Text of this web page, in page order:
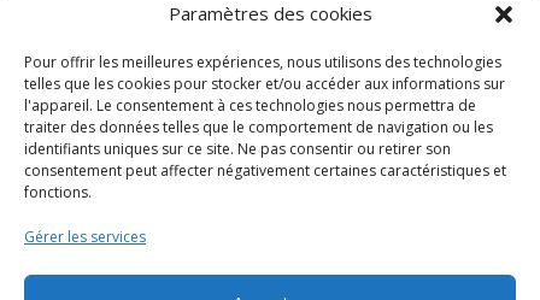
Paramètres des cookies
Pour offrir les meilleures expériences, nous utilisons des technologies
telles que les cookies pour stocker et/ou accéder aux informations sur
l'appareil. Le consentement à ces technologies nous permettra de
traiter des données telles que le comportement de navigation ou les
identifiants uniques sur ce site. Ne pas consentir ou retirer son
consentement peut affecter négativement certaines caractéristiques et
fonctions.
Gérer les services
Leaflet, \r\n©OpenStreetMapcontributeurs